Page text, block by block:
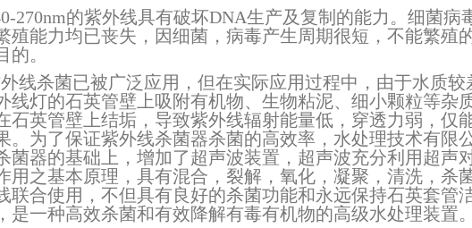
2026-07-03
2026-06-26
270nm的紫外线具有破坏DNA生产及复制的能力。细菌病
殖能力均已丧失，因细菌，病毒产生周期很短，不能繁殖
的。
线杀菌已被广泛应用，但在实际应用过程中，由于水质
线灯的石英管壁上吸附有机物、生物粘泥、细小颗粒等杂
石英管壁上结垢，导致紫外线辐射能量低，穿透力弱，仅
。为了保证紫外线杀菌器杀菌的高效率，水处理技术有限
菌器的基础上，增加了超声波装置，超声波充分利用超声
用之基本原理，具有混合，裂解，氧化，凝聚，清洗，杀
联合使用，不但具有良好的杀菌功能和永远保持石英套管
是一种高效杀菌和有效降解有毒有机物的高级水处理装置。